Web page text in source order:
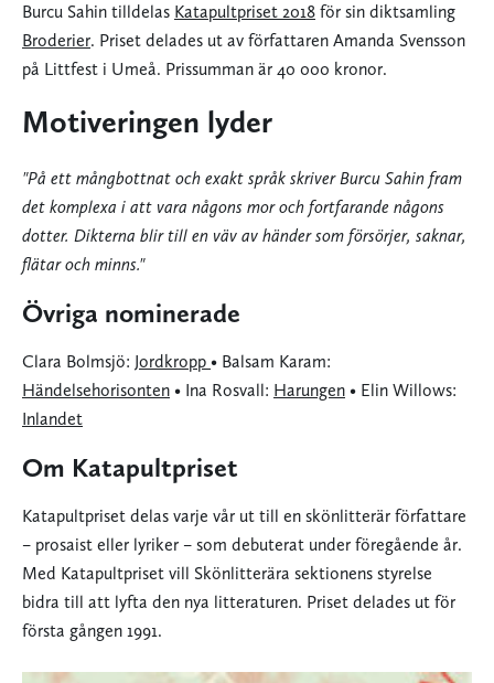
Burcu Sahin tilldelas Katapultpriset 2018 för sin diktsamling
Broderier. Priset delades ut av författaren Amanda Svensson
på Littfest i Umeå. Prissumman är 40 000 kronor.
Motiveringen lyder
"På ett mångbottnat och exakt språk skriverBurcu Sahin fram
det komplexa i att vara någons mor och fortfarande någons
dotter. Dikterna blir till en väv av händer som försörjer, saknar,
flätar och minns."
Övriga nominerade
Clara Bolmsjö: Jordkropp • Balsam Karam:
Händelsehorisonten • Ina Rosvall: Harungen • Elin Willows:
Inlandet
Om Katapultpriset
Katapultpriset delas varje vår ut till en skönlitterär författare
– prosaist eller lyriker – som debuterat under föregående år.
Med Katapultpriset vill Skönlitterära sektionens styrelse
bidra till att lyfta den nya litteraturen. Priset delades ut för
första gången 1991.